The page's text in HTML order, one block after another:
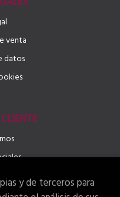
venta
datos
y de terceros para